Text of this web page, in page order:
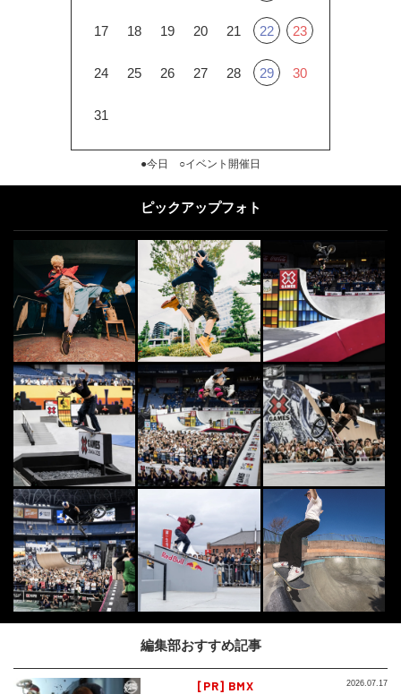
17 18 19 20 21 22 23
24 25 26 27 28 29 30
31
●今日 ○イベント開催日
ピックアップフォト
編集部おすすめ記事
[PR] BMX 2026.07.17